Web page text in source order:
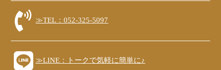
≫TEL：052-325-5097
≫LINE：トークで気軽に簡単に♪